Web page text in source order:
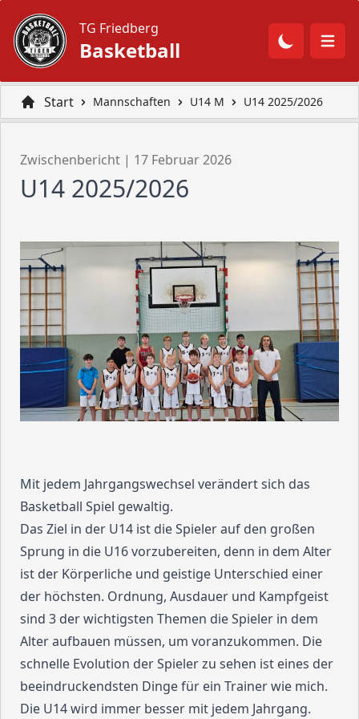
TG Friedberg
Basketball
Start Mannschaften U14 M U14 2025/2026
Zwischenbericht | 17 Februar 2026
U14 2025/2026
Mit jedem Jahrgangswechsel verändert sich das
Basketball Spiel gewaltig.
Das Ziel in der U14 ist die Spieler auf den großen
Sprung in die U16 vorzubereiten, denn in dem Alter
ist der Körperliche und geistige Unterschied einer
der höchsten. Ordnung, Ausdauer und Kampfgeist
sind 3 der wichtigsten Themen die Spieler in dem
Alter aufbauen müssen, um voranzukommen. Die
schnelle Evolution der Spieler zu sehen ist eines der
beeindruckendsten Dinge für ein Trainer wie mich.
Die U14 wird immer besser mit jedem Jahrgang.